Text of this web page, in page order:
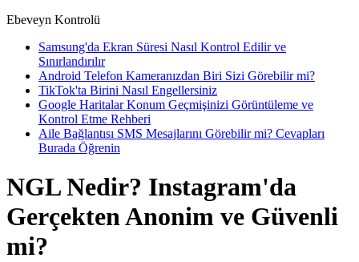
Ebeveyn Kontrolü
Samsung'da Ekran Süresi Nasıl Kontrol Edilir ve
Sınırlandırılır
Android Telefon Kameranızdan Biri Sizi Görebilir mi?
TikTok'ta Birini Nasıl Engellersiniz
Google Haritalar Konum Geçmişinizi Görüntüleme ve
Kontrol Etme Rehberi
Aile Bağlantısı SMS Mesajlarını Görebilir mi? Cevapları
Burada Öğrenin
NGL Nedir? Instagram'da
Gerçekten Anonim ve Güvenli
mi?